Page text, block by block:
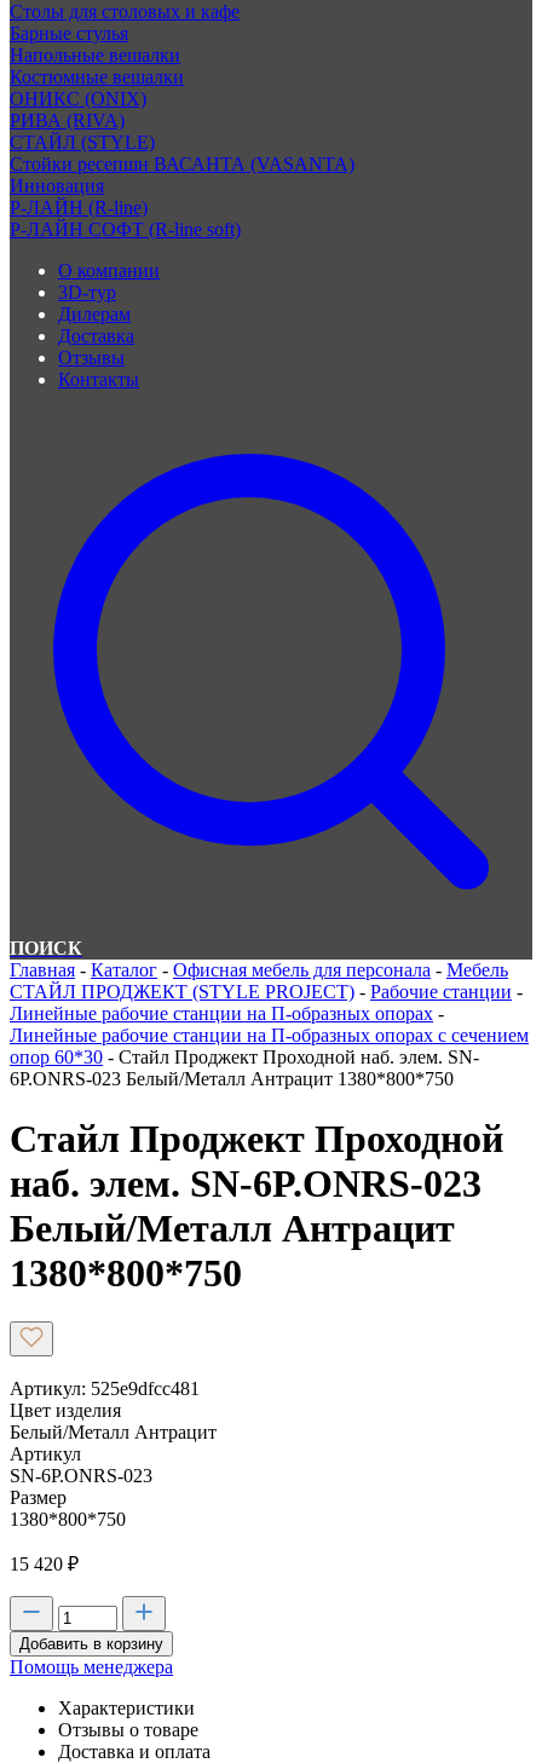
Столы для столовых и кафе
Барные стулья
Напольные вешалки
Костюмные вешалки
ОНИКС (ONIX)
РИВА (RIVA)
СТАЙЛ (STYLE)
Стойки ресепшн ВАСАНТА (VASANTA)
Инновация
Р-ЛАЙН (R-line)
Р-ЛАЙН СОФТ (R-line soft)
О компании
3D-тур
Дилерам
Доставка
Отзывы
Контакты
ПОИСК
Главная - Каталог - Офисная мебель для персонала - Мебель
СТАЙЛ ПРОДЖЕКТ (STYLE PROJECT) - Рабочие станции -
Линейные рабочие станции на П-образных опорах -
Линейные рабочие станции на П-образных опорах с сечением
опор 60*30 - Стайл Проджект Проходной наб. элем. SN-
6P.ONRS-023 Белый/Металл Антрацит 1380*800*750
Стайл Проджект Проходной
наб. элем. SN-6P.ONRS-023
Белый/Металл Антрацит
1380*800*750
Артикул: 525e9dfcc481
Цвет изделия
Белый/Металл Антрацит
Артикул
SN-6P.ONRS-023
Размер
1380*800*750
15 420 ₽
Добавить в корзину
Помощь менеджера
Характеристики
Отзывы о товаре
Доставка и оплата